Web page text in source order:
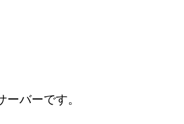
バーです。